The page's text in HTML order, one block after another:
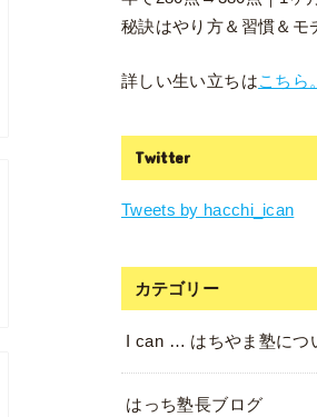
秘訣はやり方＆習慣＆モ
詳しい生い立ちはこちら。
Twitter
Tweets by hacchi_ican
カテゴリー
I can … はちやま塾につ
はっち塾長ブログ